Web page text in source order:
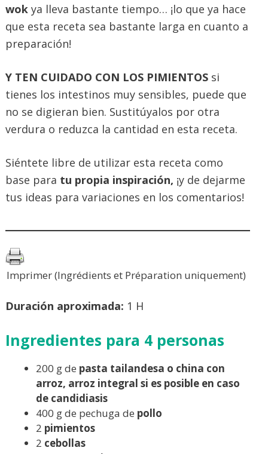
wok ya lleva bastante tiempo… ¡lo que ya hace
que esta receta sea bastante larga en cuanto a
preparación!
Y TEN CUIDADO CON LOS PIMIENTOS si
tienes los intestinos muy sensibles, puede que
no se digieran bien. Sustitúyalos por otra
verdura o reduzca la cantidad en esta receta.
Siéntete libre de utilizar esta receta como
base para tu propia inspiración, ¡y de dejarme
tus ideas para variaciones en los comentarios!
Imprimer (Ingrédients et Préparation uniquement)
Duración aproximada: 1 H
Ingredientes para 4 personas
200 g de pasta tailandesa o china con
arroz, arroz integral si es posible en caso
de candidiasis
400 g de pechuga de pollo
2 pimientos
2 cebollas